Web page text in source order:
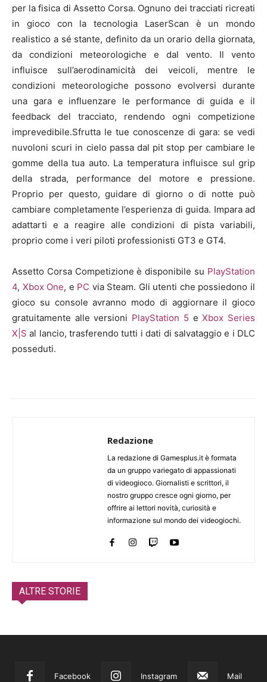
per la fisica di Assetto Corsa. Ognuno dei tracciati ricreati
in gioco con la tecnologia LaserScan è un mondo
realistico a sé stante, definito da un orario della giornata,
da condizioni meteorologiche e dal vento. Il vento
influisce sull’aerodinamicità dei veicoli, mentre le
condizioni meteorologiche possono evolversi durante
una gara e influenzare le performance di guida e il
feedback del tracciato, rendendo ogni competizione
imprevedibile.Sfrutta le tue conoscenze di gara: se vedi
nuvoloni scuri in cielo passa dal pit stop per cambiare le
gomme della tua auto. La temperatura influisce sul grip
della strada, performance del motore e pressione.
Proprio per questo, guidare di giorno o di notte può
cambiare completamente l’esperienza di guida. Impara ad
adattarti e a reagire alle condizioni di pista variabili,
proprio come i veri piloti professionisti GT3 e GT4.
Assetto Corsa Competizione è disponibile su PlayStation
4, Xbox One, e PC via Steam. Gli utenti che possiedono il
gioco su console avranno modo di aggiornare il gioco
gratuitamente alle versioni PlayStation 5 eXbox Series
X|S al lancio, trasferendo tutti i dati di salvataggio e i DLC
posseduti.
Redazione
La redazione di Gamesplus.it è formata
da un gruppo variegato di appassionati
di videogioco. Giornalisti e scrittori, il
nostro gruppo cresce ogni giorno, per
offrire ai lettori novità, curiosità e
informazione sul mondo dei videogiochi.
ALTRE STORIE
Facebook Instagram Mail